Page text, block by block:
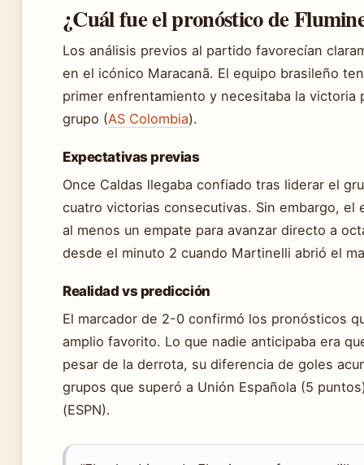
¿Cuál fue el pronóstico de
Los análisis previos al partido favorecían
en el icónico Maracanã. El equipo brasileño
primer enfrentamiento y necesitaba la victoria
grupo (AS Colombia).
Expectativas previas
Once Caldas llegaba confiado tras liderar el
cuatro victorias consecutivas. Sin embargo, el
al menos un empate para avanzar directo a
desde el minuto 2 cuando Martinelli abrió el
Realidad vs predicción
El marcador de 2-0 confirmó los pronósticos
amplio favorito. Lo que nadie anticipaba era
pesar de la derrota, su diferencia de goles
grupos que superó a Unión Española (5
(ESPN).